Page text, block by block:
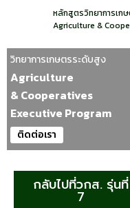
หลักสูตรวิทยาการเก
Agriculture &
วิทยาการเกษตรระดับสูง
Agriculture
& Cooperatives
Executive Program
ติดต่อเรา
กลับไปที่วกส. รุ่นที่
7